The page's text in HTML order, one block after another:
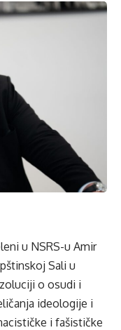
u NSRS-u Amir
Sali u
o osudi i
ideologije i
i fašističke